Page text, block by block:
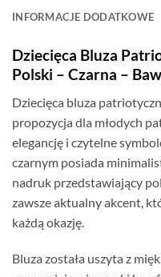
INFORMACJE DODATKOWE
Dziecięca Bluza
Polski – Czarna –
Dziecięca bluza
propozycja dla młodych
elegancję i czytelne
czarnym posiada
nadruk przedstawiający
zawsze aktualny akcent,
każdą okazję.
Bluza została uszyta z